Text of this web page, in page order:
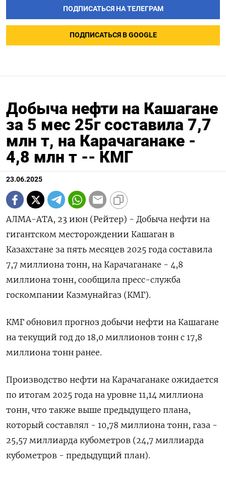
ПОДПИСАТЬСЯ НА ТЕЛЕГРАМ
ПОДПИСАТЬСЯ В GOOGLE
Добыча нефти на Кашагане
за 5 мес 25г составила 7,7
млн т, на Карачаганаке -
4,8 млн т -- КМГ
23.06.2025
АЛМА-АТА, 23 июн (Рейтер) - Добыча нефти на
гигантском месторождении Кашаган в
Казахстане за пять месяцев 2025 года составила
7,7 миллиона тонн, на Карачаганаке - 4,8
миллиона тонн, сообщила пресс-служба
госкомпании Казмунайгаз (КМГ).
КМГ обновил прогноз добычи нефти на Кашагане
на текущий год до 18,0 миллионов тонн с 17,8
миллиона тонн ранее.
Производство нефти на Карачаганаке ожидается
по итогам 2025 года на уровне 11,14 миллиона
тонн, что также выше предыдущего плана,
который составлял - 10,78 миллиона тонн, газа -
25,57 миллиарда кубометров (24,7 миллиарда
кубометров - предыдущий план).